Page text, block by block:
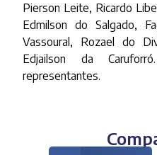
Pierson Leite, Ricardo
Edmilson do Salgado,
Vassoural, Rozael do
Edjailson da
representantes.